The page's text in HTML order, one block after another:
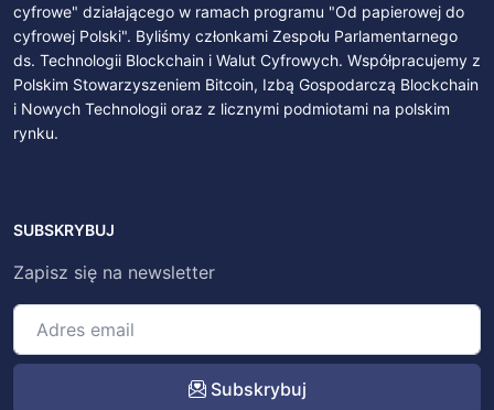
cyfrowe" działającego w ramach programu "Od papierowej do
cyfrowej Polski". Byliśmy członkami Zespołu Parlamentarnego
ds. Technologii Blockchain i Walut Cyfrowych. Współpracujemy z
Polskim Stowarzyszeniem Bitcoin, Izbą Gospodarczą Blockchain
i Nowych Technologii oraz z licznymi podmiotami na polskim
rynku.
SUBSKRYBUJ
Zapisz się na newsletter
Subskrybuj